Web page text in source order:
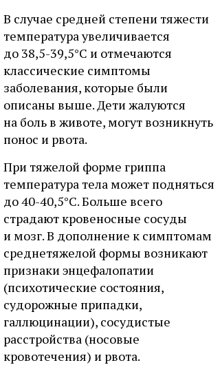
В случае средней степени тяжести
температура увеличивается
до 38,5-39,5°С и отмечаются
классические симптомы
заболевания, которые были
описаны выше. Дети жалуются
на боль в животе, могут возникнуть
понос и рвота.
При тяжелой форме гриппа
температура тела может подняться
до 40-40,5°С. Больше всего
страдают кровеносные сосуды
и мозг. В дополнение к симптомам
среднетяжелой формы возникают
признаки энцефалопатии
(психотические состояния,
судорожные припадки,
галлюцинации), сосудистые
расстройства (носовые
кровотечения) и рвота.